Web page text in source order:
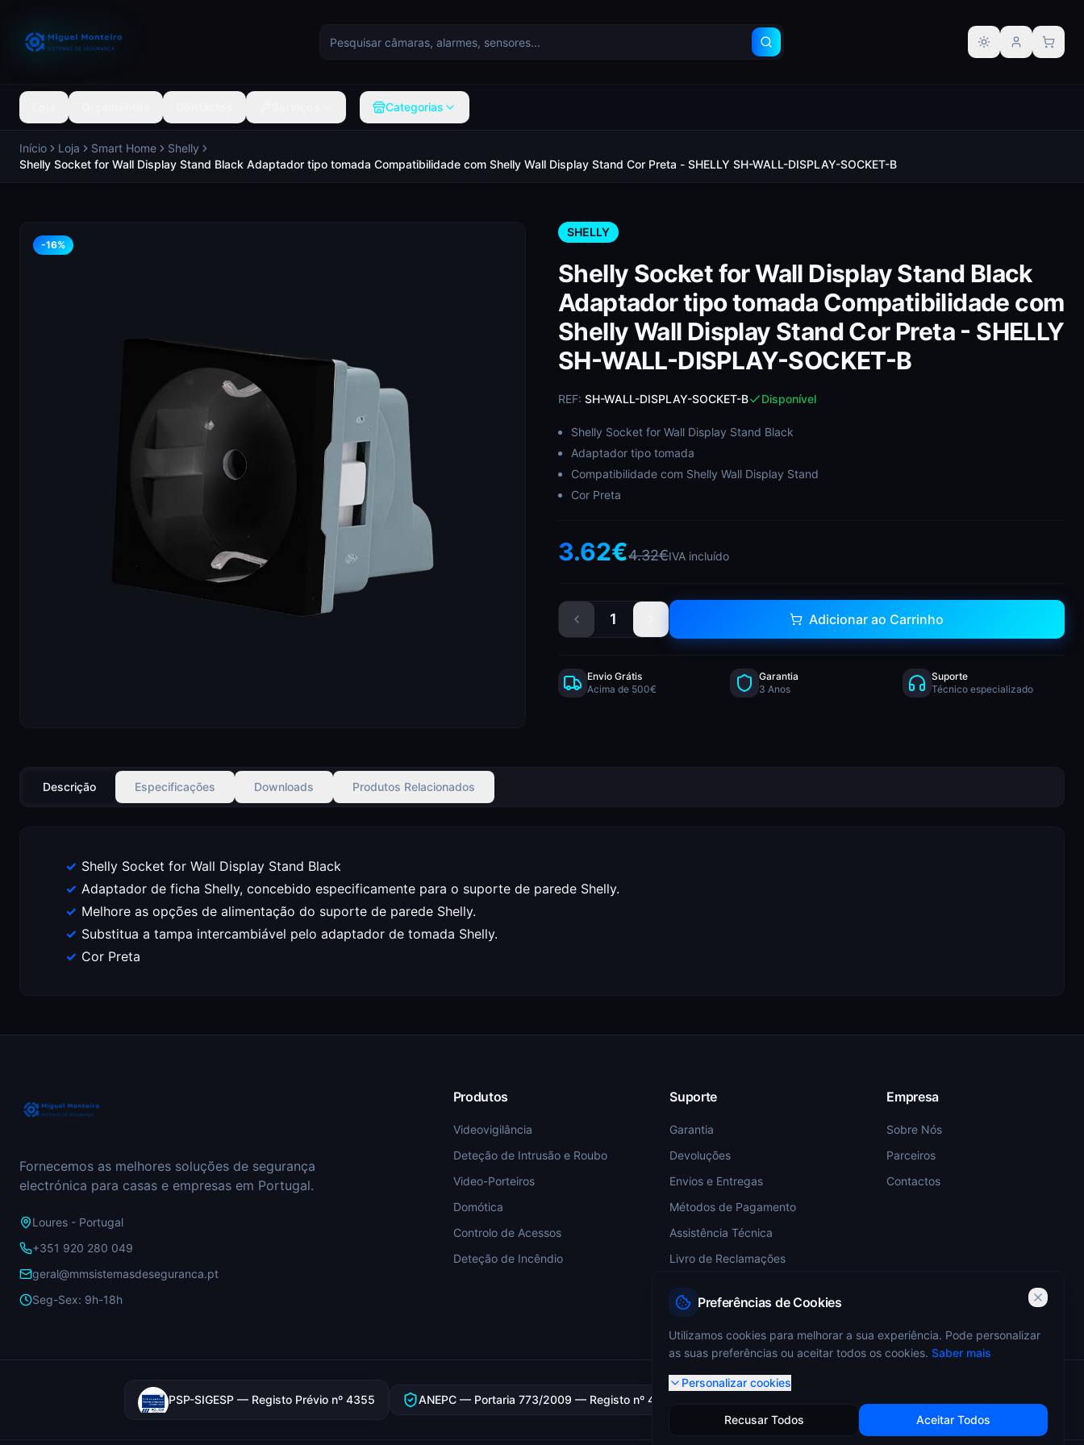
Alternar tema
Categorias
Início Loja Smart Home
Shelly
Shelly Socket for Wall Display Stand Black Adaptador tipo tomada Compatibilidade com Shelly Wall Display Stand Cor Preta - SHELLY SH-WALL-DISPLAY-SOCKET-B
-16%
SHELLY
Shelly Socket for Wall Display Stand Black
Adaptador tipo tomada Compatibilidade com
Shelly Wall Display Stand Cor Preta - SHELLY
SH-WALL-DISPLAY-SOCKET-B
REF: SH-WALL-DISPLAY-SOCKET-B Disponível
Shelly Socket for Wall Display Stand Black
Adaptador tipo tomada
Compatibilidade com Shelly Wall Display Stand
Cor Preta
3.62€4.32€IVA incluído
1 Adicionar ao Carrinho
Envio Grátis
Acima de 500€
Garantia
3 Anos
Suporte
Técnico especializado
Descrição Especificações Downloads Produtos Relacionados
Shelly Socket for Wall Display Stand Black
Adaptador de ficha Shelly, concebido especificamente para o suporte de parede Shelly.
Melhore as opções de alimentação do suporte de parede Shelly.
Substitua a tampa intercambiável pelo adaptador de tomada Shelly.
Cor Preta
Fornecemos as melhores soluções de segurança
electrónica para casas e empresas em Portugal.
Loures - Portugal
+351 920 280 049
geral@mmsistemasdeseguranca.pt
Seg-Sex: 9h-18h
Produtos
Videovigilância
Deteção de Intrusão e Roubo
Video-Porteiros
Domótica
Controlo de Acessos
Deteção de Incêndio
Suporte
Garantia
Devoluções
Envios e Entregas
Métodos de Pagamento
Assistência Técnica
Livro de Reclamações
Empresa
Sobre Nós
Parceiros
Contactos
PSP-SIGESP — Registo Prévio nº 4355 ANEPC — Portaria 773/2009 — Registo nº 4349
Preferências de Cookies
Utilizamos cookies para melhorar a sua experiência. Pode personalizar
as suas preferências ou aceitar todos os cookies. Saber mais
Personalizar cookies
Recusar Todos Aceitar Todos